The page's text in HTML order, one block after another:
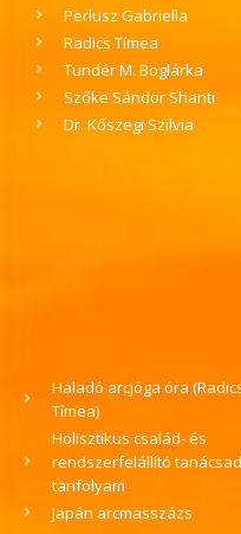
Perlusz Gabriella
Radics Tímea
Tündér M. Boglárka
Szőke Sándor Shanti
Dr. Kőszegi Szilvia
Haladó arcjóga óra
Tímea)
Holisztikus család- és
rendszerfelállító
tanfolyam
Japán arcmasszázs